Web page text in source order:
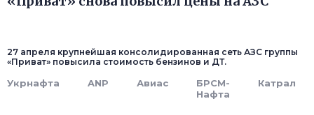
27 апреля крупнейшая консолидированная сеть АЗС группы
«Приват» повысила стоимость бензинов и ДТ.
Укрнафта ANP Авиас
БРСМ-
Нафта
Катрал